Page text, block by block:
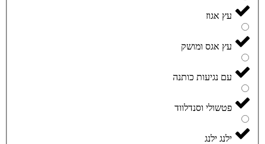
עץ אגוז
עץ אגס ומושק
עם נגיעות כותנה
פטשולי וסנדלווד
ילנג ילנג